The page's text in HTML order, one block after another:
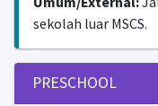
sekolah luar MSCS.
PRESCHOOL